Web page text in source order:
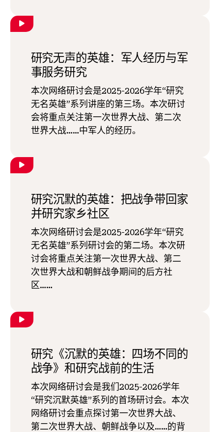
研究无声的英雄：军人经历与军
事服务研究
本次网络研讨会是2025-2026学年“研究
无名英雄”系列讲座的第三场。本次研讨
会将重点关注第一次世界大战、第二次
世界大战……中军人的经历。
研究沉默的英雄：把战争带回家
并研究家乡社区
本次网络研讨会是2025-2026学年“研究
无名英雄”系列研讨会的第二场。本次研
讨会将重点关注第一次世界大战、第二
次世界大战和朝鲜战争期间的后方社
区……
研究《沉默的英雄：四场不同的
战争》和研究战前的生活
本次网络研讨会是我们2025-2026学年
“研究沉默英雄”系列的首场研讨会。本次
网络研讨会重点探讨第一次世界大战、
第二次世界大战、朝鲜战争以及……的背